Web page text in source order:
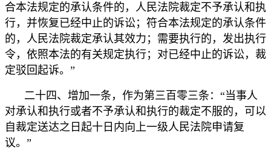
合本法规定的承认条件的，人民法院裁定不予承认和执
行，并恢复已经中止的诉讼；符合本法规定的承认条件
的，人民法院裁定承认其效力；需要执行的，发出执行
令，依照本法的有关规定执行；对已经中止的诉讼，裁
定驳回起诉。”
二十四、增加一条，作为第三百零三条：“当事人
对承认和执行或者不予承认和执行的裁定不服的，可以
自裁定送达之日起十日内向上一级人民法院申请复
议。”